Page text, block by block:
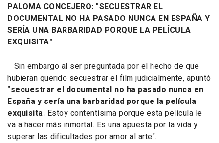
PALOMA CONCEJERO: "SECUESTRAR EL
DOCUMENTAL NO HA PASADO NUNCA EN ESPAÑA Y
SERÍA UNA BARBARIDAD PORQUE LA PELÍCULA
EXQUISITA"
Sin embargo al ser preguntada por el hecho de que
hubieran querido secuestrar el film judicialmente, apuntó
"secuestrar el documental no ha pasado nunca en
España y sería una barbaridad porque la película
exquisita. Estoy contentísima porque esta película le
va a hacer más inmortal. Es una apuesta por la vida y
superar las dificultades por amor al arte".